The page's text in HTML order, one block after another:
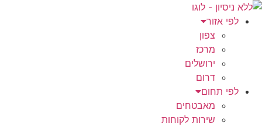
דלג
לתוכן לפי אזור
צפון
מרכז
ירושלים
דרום
לפי תחום
מאבטחים
שירות לקוחות